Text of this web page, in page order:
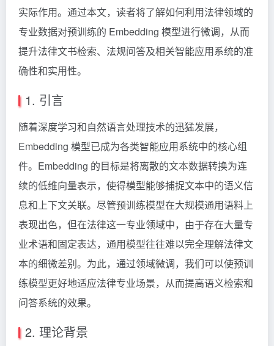
实际作用。通过本文，读者将了解如何利用法律领域的
专业数据对预训练的 Embedding 模型进行微调，从而
提升法律文书检索、法规问答及相关智能应用系统的准
确性和实用性。
1. 引言
随着深度学习和自然语言处理技术的迅猛发展，
Embedding 模型已成为各类智能应用系统中的核心组
件。Embedding 的目标是将离散的文本数据转换为连
续的低维向量表示，使得模型能够捕捉文本中的语义信
息和上下文关联。尽管预训练模型在大规模通用语料上
表现出色，但在法律这一专业领域中，由于存在大量专
业术语和固定表达，通用模型往往难以完全理解法律文
本的细微差别。为此，通过领域微调，我们可以使预训
练模型更好地适应法律专业场景，从而提高语义检索和
问答系统的效果。
2. 理论背景